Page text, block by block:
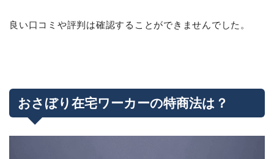
良い口コミや評判は確認することができませんでした。
おさぼり在宅ワーカーの特商法は？